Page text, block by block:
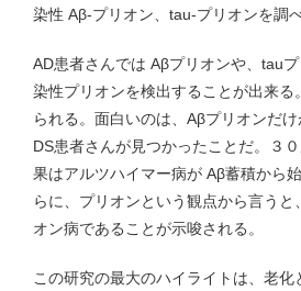
染性 Aβ-プリオン、tau-プリオンを調べ
AD患者さんでは Aβプリオンや、tau
染性プリオンを検出することが出来
られる。面白いのは、Aβプリオンだ
DS患者さんが見つかったことだ。３
果はアルツハイマー病が Aβ蓄積から
らに、プリオンという観点から言う
オン病であることが示唆される。
この研究の最大のハイライトは、老